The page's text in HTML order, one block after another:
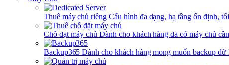
Thuê máy chủ riêng Cấu hình đa dạng, hạ tầng ổn định,
Chỗ đặt máy chủ Dành cho khách hàng đã có máy chủ
Backup365 Dành cho khách hàng mong muốn backup dữ